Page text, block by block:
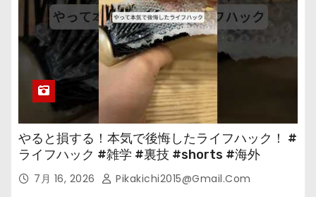
やると損する！本気で後悔したライフハック！ #
ライフハック #雑学 #裏技 #shorts #海外
7月 16, 2026 Pikakichi2015@gmail.com